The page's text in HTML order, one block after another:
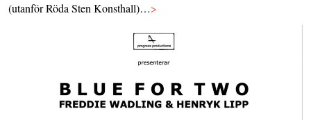
(utanför Röda Sten Konsthall)…>